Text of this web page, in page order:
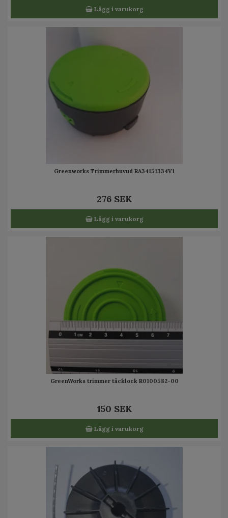
Lägg i varukorg
Greenworks Trimmerhuvud RA34151334V1
276 SEK
Lägg i varukorg
GreenWorks trimmer täcklock R0100582-00
150 SEK
Lägg i varukorg